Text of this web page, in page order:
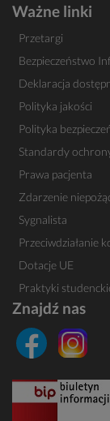
Ważne linki
Przetargi
Bezpieczeństwo
Deklaracja
Polityka jakości
Polityka
Standardy
Prawa pacjenta
Zdarzenie
Sygnalista
Przeciwdziałanie
Dotacje UE
Praktyki
Znajdź nas